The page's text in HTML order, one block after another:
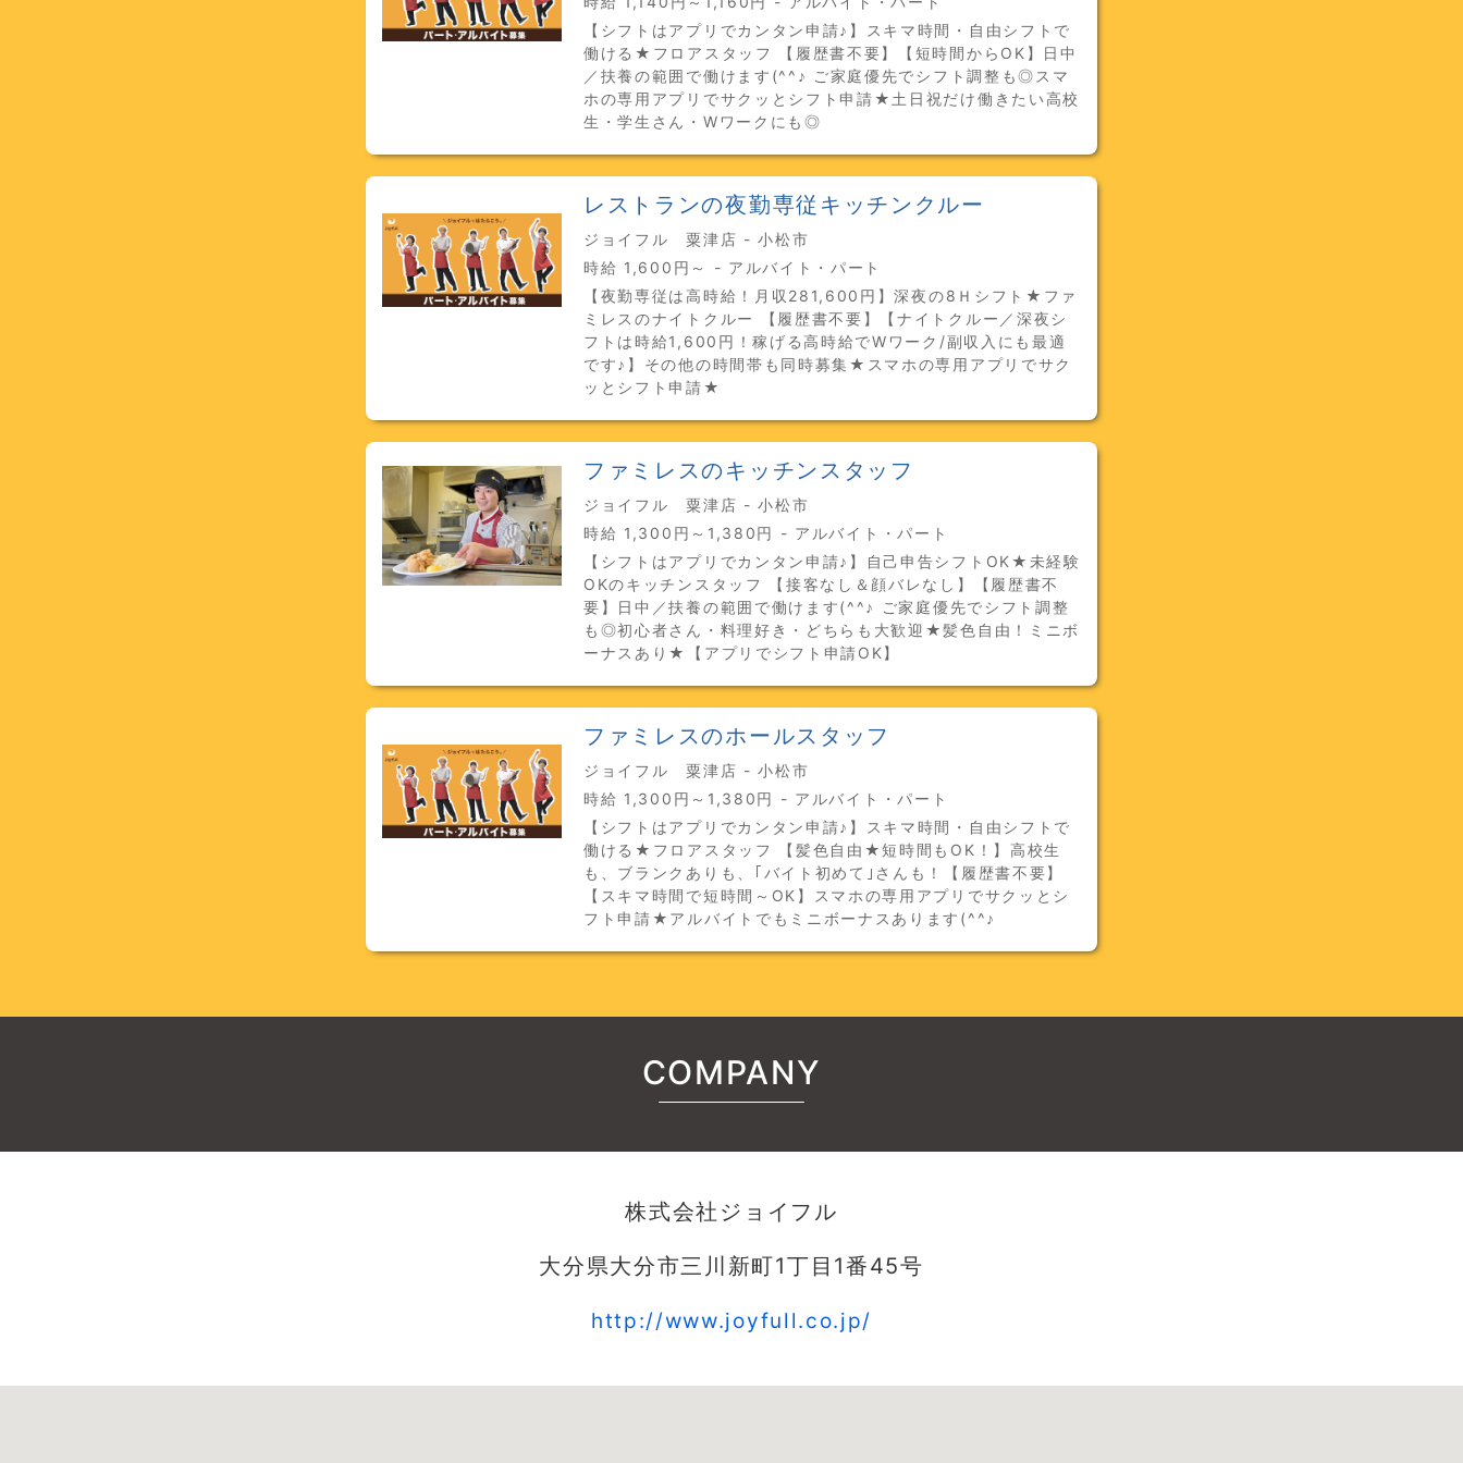
【シフトはアプリでカンタン申請♪】スキマ時間・自由シフトで
働ける★フロアスタッフ 【履歴書不要】【短時間からOK】日中
／扶養の範囲で働けます(^^♪ ご家庭優先でシフト調整も◎スマ
ホの専用アプリでサクッとシフト申請★土日祝だけ働きたい高校
生・学生さん・Wワークにも◎
レストランの夜勤専従キッチンクルー
ジョイフル 粟津店 - 小松市
時給 1,600円～ - アルバイト・パート
【夜勤専従は高時給！月収281,600円】深夜の8Ｈシフト★ファ
ミレスのナイトクルー 【履歴書不要】【ナイトクルー／深夜シ
フトは時給1,600円！稼げる高時給でWワーク/副収入にも最適
です♪】その他の時間帯も同時募集★スマホの専用アプリでサク
ッとシフト申請★
ファミレスのキッチンスタッフ
ジョイフル 粟津店 - 小松市
時給 1,300円～1,380円 - アルバイト・パート
【シフトはアプリでカンタン申請♪】自己申告シフトOK★未経験
OKのキッチンスタッフ 【接客なし＆顔バレなし】【履歴書不
要】日中／扶養の範囲で働けます(^^♪ ご家庭優先でシフト調整
も◎初心者さん・料理好き・どちらも大歓迎★髪色自由！ミニボ
ーナスあり★【アプリでシフト申請OK】
ファミレスのホールスタッフ
ジョイフル 粟津店 - 小松市
時給 1,300円～1,380円 - アルバイト・パート
【シフトはアプリでカンタン申請♪】スキマ時間・自由シフトで
働ける★フロアスタッフ 【髪色自由★短時間もOK！】高校生
も、ブランクありも、｢バイト初めて｣さんも！【履歴書不要】
【スキマ時間で短時間～OK】スマホの専用アプリでサクッとシ
フト申請★アルバイトでもミニボーナスあります(^^♪
COMPANY
株式会社ジョイフル
大分県大分市三川新町1丁目1番45号
http://www.joyfull.co.jp/